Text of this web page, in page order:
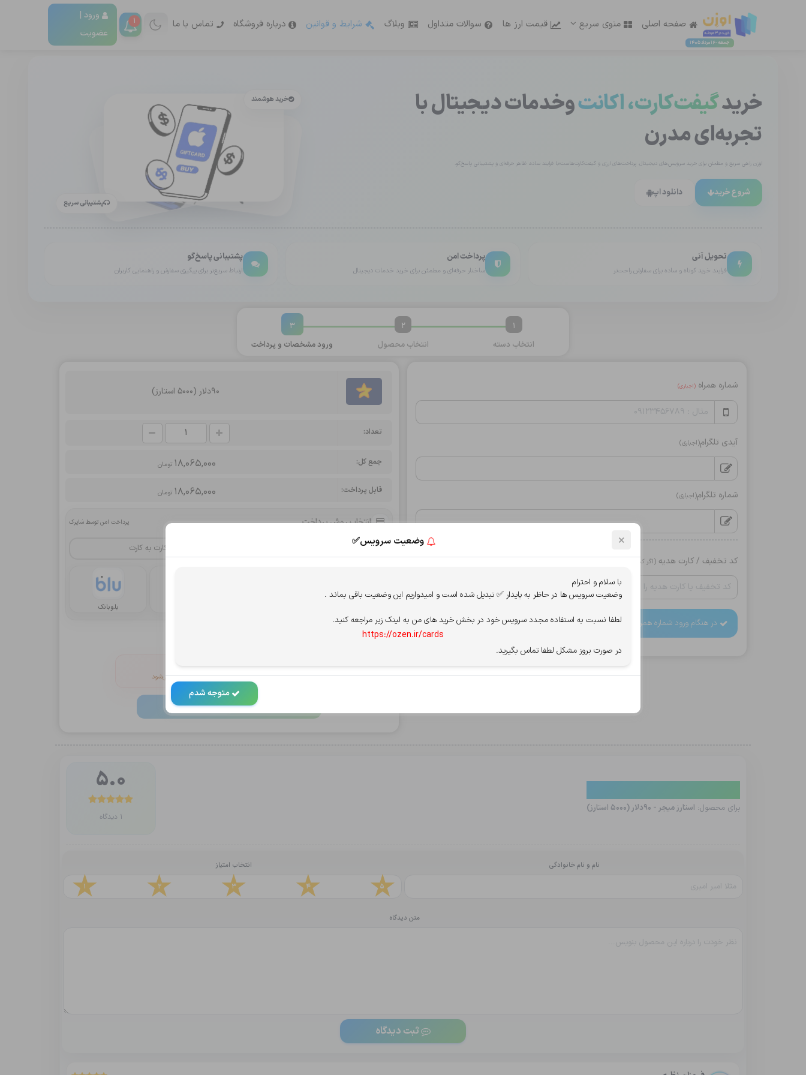
جمعه - 16 مرداد 1405
صفحه اصلی منوی سریع قیمت ارز ها سوالات متداول وبلاگ شرایط و قوانین درباره فروشگاه تماس با ما 1
ورود |
عضویت
خریدگیفت‌کارت، اکانتوخدمات دیجیتال با
تجربه‌ای مدرن
اوزن راهی سریع و مطمئن برای خرید سرویس‌های دیجیتال، پرداخت‌های ارزی و گیفت‌کارت‌هاست؛با فرایند ساده، ظاهر حرفه‌ای و پشتیبانی پاسخ‌گو.
شروع خرید دانلود اپ
خرید هوشمند
پشتیبانی سریع
تحویل آنی
فرایند خرید کوتاه و ساده برای سفارش راحت‌تر
پرداخت امن
ساختار حرفه‌ای و مطمئن برای خرید خدمات دیجیتال
پشتیبانی پاسخ‌گو
ارتباط سریع‌تر برای پیگیری سفارش و راهنمایی کاربران
1
انتخاب دسته
2
انتخابمحصول
3
ورود مشخصات و پرداخت
شماره همراه (اجباری)
آیدی تلگرام(اجباری)
شماره تلگرام(اجباری)
کد تخفیف / کارت هدیه (اگر کد دارید وارد کنید)
در هنگام ورود شماره همراه دقت کنید، اطلاعات خرید به آن ارسال می شود.
90دلار (5000 استارز)
تعداد:
جمع کل: 18,065,000 تومان
قابل پرداخت: 18,065,000 تومان
انتخاب روش پرداخت پرداخت امن توسط شاپرک
کارت به کارت
بلوبانک
قوانین سایت را میپذیرم.
بعد از خاموش شدن، دکمه پرداخت به‌صورت خودکار فعال می‌شود
پرداخت و ثبت 18,065,000تومان
برای محصول: استارز میجر - 90دلار (5000 استارز)
5.0
1 دیدگاه
نام و نام خانوادگی انتخاب امتیاز
1 2 3 4 5
متن دیدگاه
ثبت دیدگاه
× وضعیت سرویس✅
با سلام و احترام
وضعیت سرویس ها در حاظر به پایدار ✅ تبدیل شده است و امیدواریم این وضعیت باقی بماند .
لطفا نسبت به استفاده مجدد سرویس خود در بخش خرید های من به لینک زیر مراجعه کنید.
https://ozen.ir/cards
در صورت بروز مشکل لطفا تماس بگیرید.
متوجه شدم